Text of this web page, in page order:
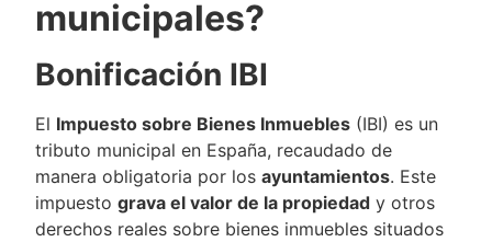
municipales?
Bonificación IBI
El Impuesto sobre Bienes Inmuebles (IBI) es un
tributo municipal en España, recaudado de
manera obligatoria por losayuntamientos. Este
impuestograva el valor de la propiedad y otros
derechos reales sobre bienes inmuebles situados